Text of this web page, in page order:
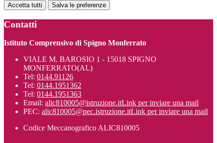
Accetta tutti Salva le preferenze
Contatti
Istituto Comprensivo di Spigno Monferrato
VIALE M. BAROSIO 1 - 15018 SPIGNO
MONFERRATO(AL)
Tel: 0144.91126
Tel: 0144.1951362
Tel: 0144.1951363
Email: alic810005@istruzione.itLink per inviare una mail
PEC: alic810005@pec.istruzione.itLink per inviare una mail
Codice Meccanografico ALIC810005